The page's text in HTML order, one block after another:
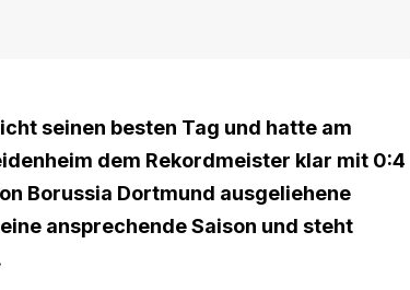
seinen besten Tag und hatte am
dem Rekordmeister klar mit 0:4
Borussia Dortmund ausgeliehene
ansprechende Saison und steht